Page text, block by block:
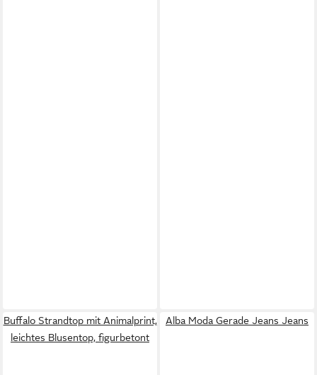
Buffalo Strandtop mit Animalprint,
leichtes Blusentop, figurbetont
Alba Moda Gerade Jeans Jeans